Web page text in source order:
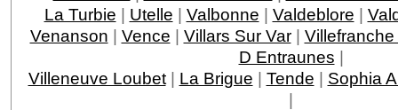
La Turbie | Utelle | Valbonne | Valdeblore |
Venanson | Vence | Villars Sur Var|
D Entraunes |
Villeneuve Loubet| La Brigue | Tende | Sophia
|